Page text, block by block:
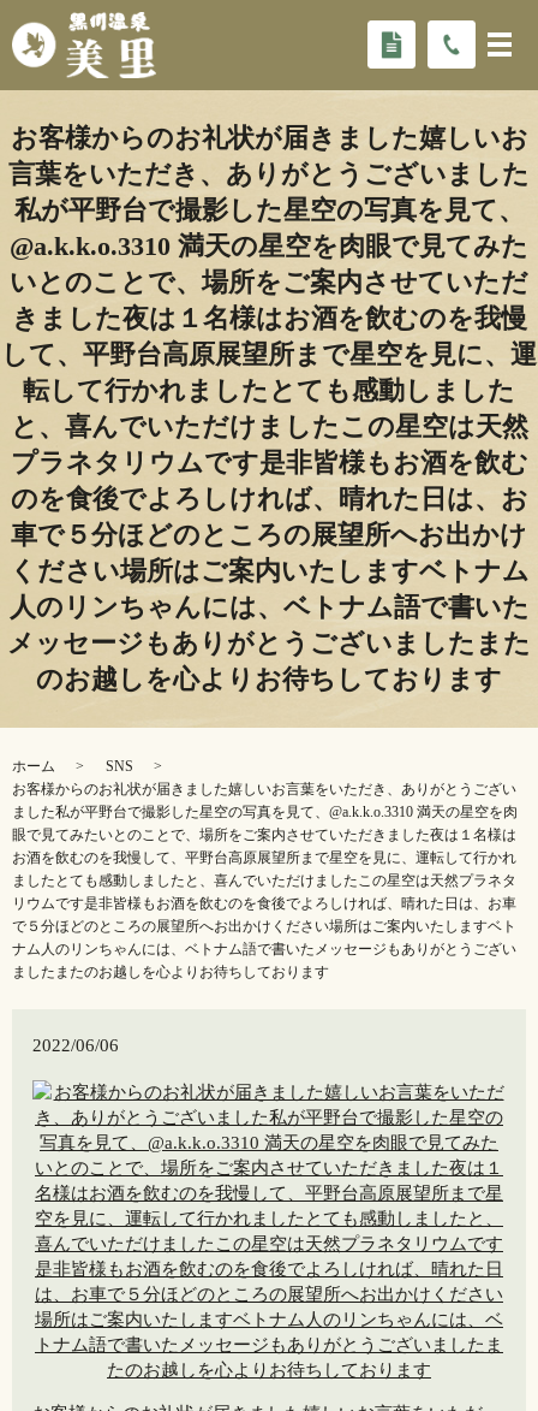
お客様からのお礼状が届きました嬉しいお
言葉をいただき、ありがとうございました
私が平野台で撮影した星空の写真を見て、
@a.k.k.o.3310 満天の星空を肉眼で見てみた
いとのことで、場所をご案内させていただ
きました️夜は１名様はお酒を飲むのを我慢
して、平野台高原展望所まで星空を見に、運
転して行かれましたとても感動しました
と、喜んでいただけましたこの星空は天然
プラネタリウムです是非皆様もお酒を飲む
のを食後でよろしければ、晴れた日は、お
車で５分ほどのところの展望所へお出かけ
ください場所はご案内いたしますベトナム
人のリンちゃんには、ベトナム語で書いた
メッセージもありがとうございましたまた
のお越しを心よりお待ちしております
ホーム
SNS
お客様からのお礼状が届きました嬉しいお言葉をいただき、ありがとうござい
ました私が平野台で撮影した星空の写真を見て、@a.k.k.o.3310 満天の星空を肉
眼で見てみたいとのことで、場所をご案内させていただきました️夜は１名様は
お酒を飲むのを我慢して、平野台高原展望所まで星空を見に、運転して行かれ
ましたとても感動しましたと、喜んでいただけましたこの星空は天然プラネタ
リウムです是非皆様もお酒を飲むのを食後でよろしければ、晴れた日は、お車
で５分ほどのところの展望所へお出かけください場所はご案内いたしますベト
ナム人のリンちゃんには、ベトナム語で書いたメッセージもありがとうござい
ましたまたのお越しを心よりお待ちしております
2022/06/06